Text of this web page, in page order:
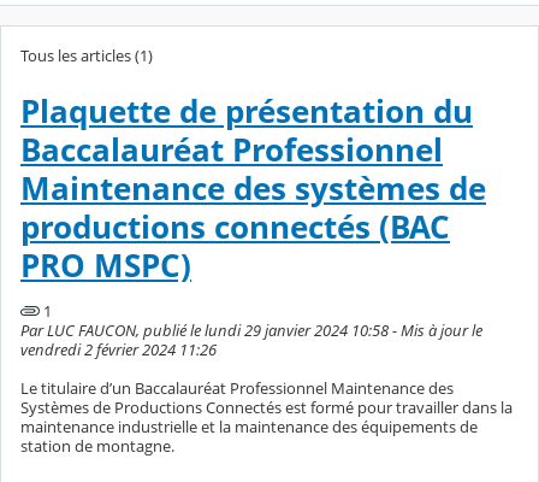
Tous les articles (1)
Plaquette de présentation du
Baccalauréat Professionnel
Maintenance des systèmes de
productions connectés (BAC
PRO MSPC)
1
Par LUC FAUCON, publié le lundi 29 janvier 2024 10:58 - Mis à jour le
vendredi 2 février 2024 11:26
Le titulaire d’un Baccalauréat Professionnel Maintenance des
Systèmes de Productions Connectés est formé pour travailler dans la
maintenance industrielle et la maintenance des équipements de
station de montagne.